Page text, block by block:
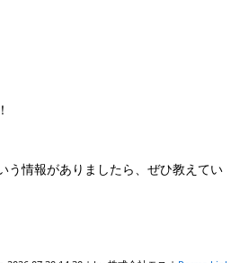
う情報がありましたら、ぜひ教えてい